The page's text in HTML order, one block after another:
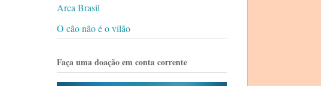
Arca Brasil
O cão não é o vilão
Faça uma doação em conta corrente